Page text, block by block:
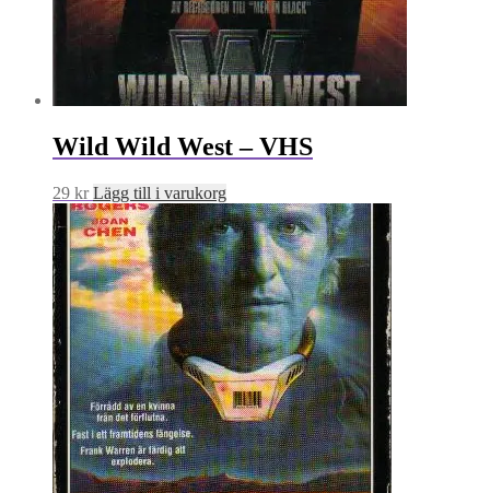
Wild Wild West – VHS
29 kr Lägg till i varukorg